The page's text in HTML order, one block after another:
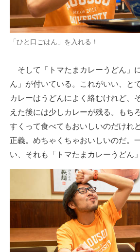
「ひと口ごはん」を入れる！
そして「トマたまカレーうどん」
ん」が付いている。これがいい、と
カレーはうどんによく絡むけれど、
えた後には少しカレーが残る。もち
すくって食べてもおいしいのだけれ
正義。めちゃくちゃおいしいのだ。
い、それも「トマたまカレーうどん